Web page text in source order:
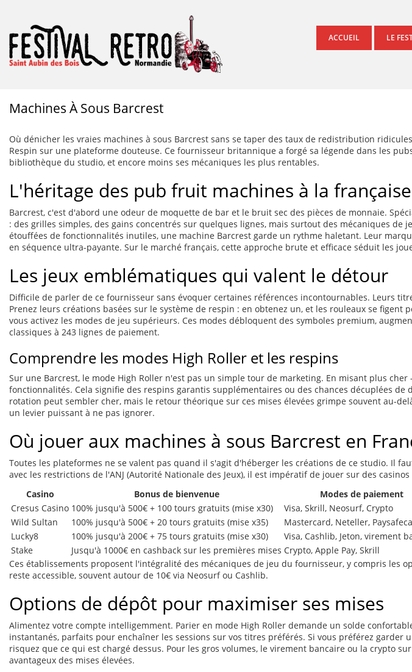
ACCUEIL LE
Machines À Sous Barcrest
Où dénicher les vraies machines à sous Barcrest sans se taper des taux de redistribution
Respin sur une plateforme douteuse. Ce fournisseur britannique a forgé sa légende dans les
bibliothèque du studio, et encore moins ses mécaniques les plus rentables.
L'héritage des pub fruit machines à la française
Barcrest, c'est d'abord une odeur de moquette de bar et le bruit sec des pièces de monnaie.
: des grilles simples, des gains concentrés sur quelques lignes, mais surtout des mécaniques
étouffées de fonctionnalités inutiles, une machine Barcrest garde un rythme haletant. Leur
en séquence ultra-payante. Sur le marché français, cette approche brute et efficace séduit les
Les jeux emblématiques qui valent le détour
Difficile de parler de ce fournisseur sans évoquer certaines références incontournables. Leurs
Prenez leurs créations basées sur le système de respin : en obtenez un, et les rouleaux se
vous activez les modes de jeu supérieurs. Ces modes débloquent des symboles premium,
classiques à 243 lignes de paiement.
Comprendre les modes High Roller et les respins
Sur une Barcrest, le mode High Roller n'est pas un simple tour de marketing. En misant plus
fonctionnalités. Cela signifie des respins garantis supplémentaires ou des chances décuplées
rotation peut sembler cher, mais le retour théorique sur ces mises élevées grimpe souvent au-
un levier puissant à ne pas ignorer.
Où jouer aux machines à sous Barcrest en
Toutes les plateformes ne se valent pas quand il s'agit d'héberger les créations de ce studio. Il
avec les restrictions de l'ANJ (Autorité Nationale des Jeux), il est impératif de jouer sur des
Casino
Bonus de bienvenue
Modes de paiement
Cresus Casino 100% jusqu'à 500€ + 100 tours gratuits (mise x30)
Visa, Skrill, Neosurf, Crypto
Wild Sultan
100% jusqu'à 500€ + 20 tours gratuits (mise x35)
Mastercard, Neteller,
Lucky8
100% jusqu'à 200€ + 75 tours gratuits (mise x30)
Visa, Cashlib, Jeton, virement
Stake
Jusqu'à 1000€ en cashback sur les premières mises Crypto, Apple Pay, Skrill
Ces établissements proposent l'intégralité des mécaniques de jeu du fournisseur, y compris les
reste accessible, souvent autour de 10€ via Neosurf ou Cashlib.
Options de dépôt pour maximiser ses mises
Alimentez votre compte intelligemment. Parier en mode High Roller demande un solde
instantanés, parfaits pour enchaîner les sessions sur vos titres préférés. Si vous préférez
risquez que ce qui est chargé dessus. Pour les gros volumes, le virement bancaire ou la crypto
avantageux des mises élevées.